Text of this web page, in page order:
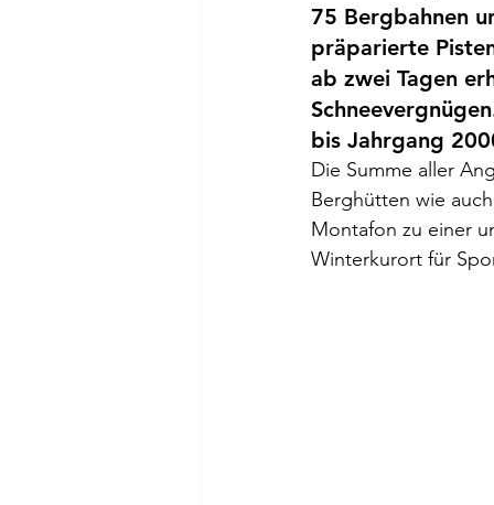
75 Bergbahnen
präparierte
ab zwei Tagen
bis Jahrgang
Die Summe aller
Berghütten wie
Montafon zu einer
Winterkurort für